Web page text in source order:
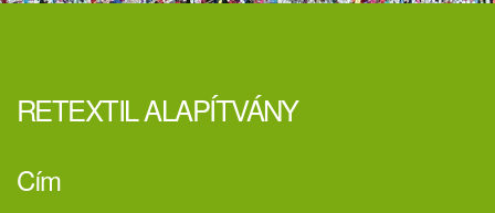
RETEXTIL ALAPÍTVÁNY
Cím